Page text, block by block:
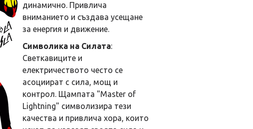
динамично. Привлича
вниманието и създава усещане
за енергия и движение.
Символика на Силата:
Светкавиците и
електричеството често се
асоциират с сила, мощ и
контрол. Щампата "Master of
Lightning" символизира тези
качества и привлича хора, които